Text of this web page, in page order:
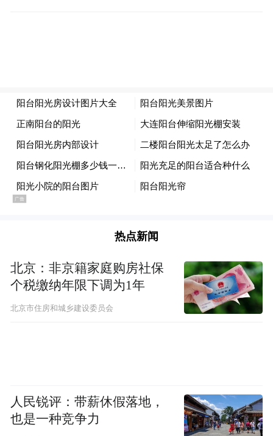
芝加哥和华盛顿等250个地点。
州奥罗拉市的公立学校30日停课；
热点新闻
北京：非京籍家庭购房社保
个税缴纳年限下调为1年
北京市住房和城乡建设委员会
人民锐评：带薪休假落地，
也是一种竞争力